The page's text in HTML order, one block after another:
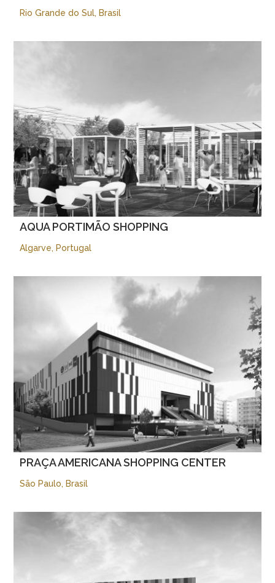
Rio Grande do Sul, Brasil
AQUA PORTIMÃO SHOPPING
Algarve, Portugal
PRAÇA AMERICANA SHOPPING CENTER
São Paulo, Brasil